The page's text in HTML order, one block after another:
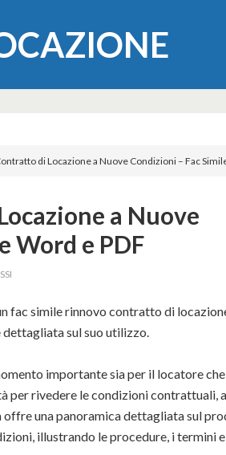
di Locazione a Nuove Condizioni – Fac
a Nuove
Word e PDF
fac simile rinnovo contratto di
dettagliata sul suo utilizzo.
importante sia per il locatore
per rivedere le condizioni contrattuali,
una panoramica dettagliata sul
illustrando le procedure, i termini